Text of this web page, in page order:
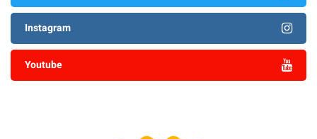
Instagram
Youtube